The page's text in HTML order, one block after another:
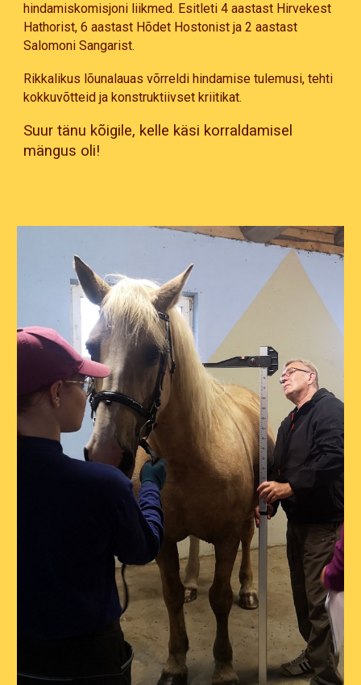
hindamiskomisjoni liikmed. Esitleti 4 aastast Hirvekest
Hathorist, 6 aastast Hõdet Hostonist ja 2 aastast
Salomoni Sangarist.
Rikkalikus lõunalauas võrreldi hindamise tulemusi, tehti
kokkuvõtteid ja konstruktiivset kriitikat.
Suur tänu kõigile, kelle käsi korraldamisel
mängus oli!